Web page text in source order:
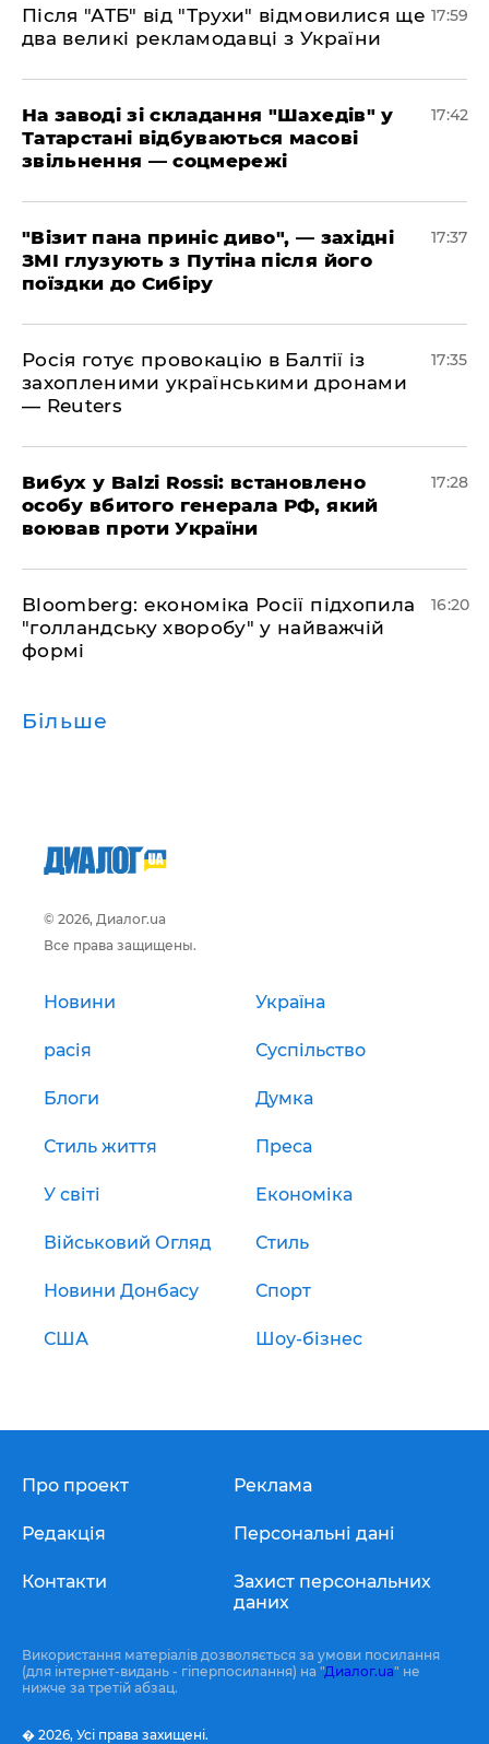
​Після "АТБ" від "Трухи" відмовилися ще
два великі рекламодавці з України
17:59
​На заводі зі складання "Шахедів" у
Татарстані відбуваються масові
звільнення — соцмережі
17:42
"Візит пана приніс диво", — західні
ЗМІ глузують з Путіна після його
поїздки до Сибіру
17:37
Росія готує провокацію в Балтії із
захопленими українськими дронами
— Reuters
17:35
​Вибух у Balzi Rossi: встановлено
особу вбитого генерала РФ, який
воював проти України
17:28
Bloomberg: економіка Росії підхопила
"голландську хворобу" у найважчій
формі
16:20
Більше
© 2026, Диалог.ua
Все права защищены.
Новини Україна
расія Суспільство
Блоги Думка
Стиль життя Преса
У світі Економіка
Військовий Огляд Стиль
Новини Донбасу Спорт
США Шоу-бізнес
Про проект
Редакція
Контакти
Реклама
Персональні дані
Захист персональних
даних
Використання матеріалів дозволяється за умови посилання
(для інтернет-видань - гіперпосилання) на "Диалог.ua" не
нижче за третій абзац.
� 2026, Усі права захищені.